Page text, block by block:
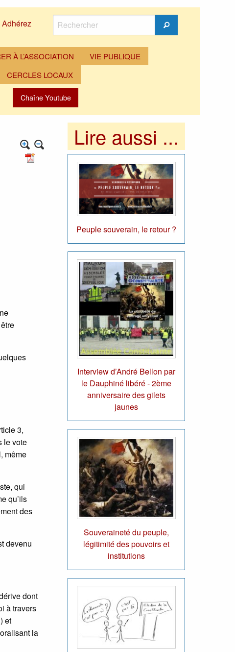
Adhérez
Rechercher
Rechercher
À L’ASSOCIATION
VIE PUBLIQUE
CERCLES LOCAUX
Chaîne Youtube
3,
le vote
même
qui
qu’ils
des
devenu
dont
à travers
et
la
Lire aussi ...
Peuple souverain, le retour ?
Interview d’André Bellon par
le Dauphiné libéré - 2ème
anniversaire des gilets
jaunes
Souveraineté du peuple,
légitimité des pouvoirs et
institutions